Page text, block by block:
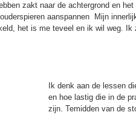
zakt naar de achtergrond en het
aanspannen  Mijn
het is me teveel en ik wil weg. Ik
Ik denk aan de lessen
en hoe lastig die in de
zijn. Temidden van de